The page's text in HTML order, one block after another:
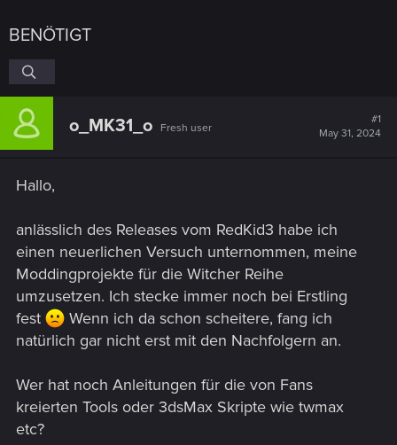
BENÖTIGT
o_MK31_o Fresh user
#1
May 31, 2024
Hallo,
anlässlich des Releases vom RedKid3 habe ich
einen neuerlichen Versuch unternommen, meine
Moddingprojekte für die Witcher Reihe
umzusetzen. Ich stecke immer noch bei Erstling
fest
Wenn ich da schon scheitere, fang ich
natürlich gar nicht erst mit den Nachfolgern an.
Wer hat noch Anleitungen für die von Fans
kreierten Tools oder 3dsMax Skripte wie twmax
etc?